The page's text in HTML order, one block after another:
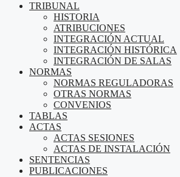
TRIBUNAL
HISTORIA
ATRIBUCIONES
INTEGRACIÓN ACTUAL
INTEGRACIÓN HISTÓRICA
INTEGRACIÓN DE SALAS
NORMAS
NORMAS REGULADORAS
OTRAS NORMAS
CONVENIOS
TABLAS
ACTAS
ACTAS SESIONES
ACTAS DE INSTALACIÓN
SENTENCIAS
PUBLICACIONES